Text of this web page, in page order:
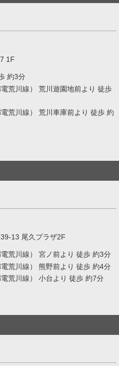
1F
約3分
荒川線） 荒川遊園地前より 徒歩
荒川線） 荒川車庫前より 徒歩 約
13 尾久プラザ2F
荒川線） 宮ノ前より 徒歩 約3分
荒川線） 熊野前より 徒歩 約4分
荒川線） 小台より 徒歩 約7分